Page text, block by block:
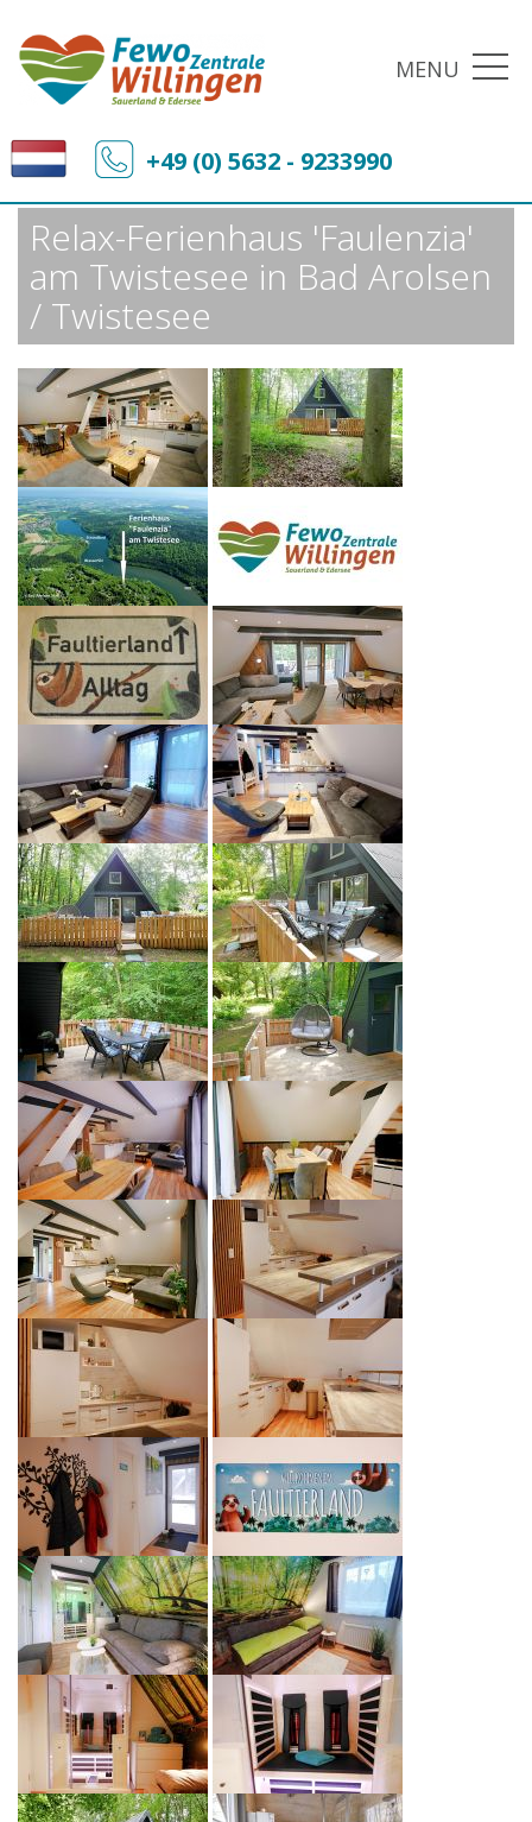
MENU
+49 (0) 5632 - 9233990
Fewo-Zentrale Willingen
Ferienobjekte
Relax-Ferienhaus 'Faulenzia' am Twistesee in Bad Arolsen / Twistesee
Relax-Ferienhaus 'Faulenzia'
am Twistesee in Bad Arolsen
/ Twistesee